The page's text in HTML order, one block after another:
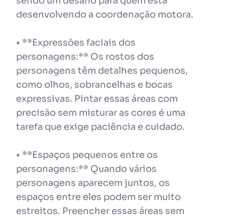
desenvolvendo a coordenação motora.
• **Expressões faciais dos
personagens:** Os rostos dos
personagens têm detalhes pequenos,
como olhos, sobrancelhas e bocas
expressivas. Pintar essas áreas com
precisão sem misturar as cores é uma
tarefa que exige paciência e cuidado.
• **Espaços pequenos entre os
personagens:** Quando vários
personagens aparecem juntos, os
espaços entre eles podem ser muito
estreitos. Preencher essas áreas sem